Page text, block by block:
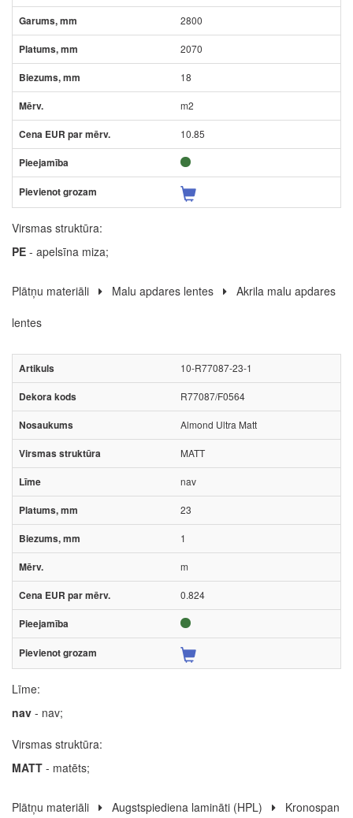
2800
2070
18
m2
10.85
Virsmas struktūra:
PE - apelsīna miza;
Plātņu materiāli Malu apdares lentes
Akrila malu apdares
lentes
10-R77087-23-1
R77087/F0564
Almond Ultra Matt
MATT
nav
23
1
m
0.824
Līme:
nav - nav;
Virsmas struktūra:
MATT - matēts;
Plātņu materiāli Augstspiediena lamināti (HPL) Kronospan